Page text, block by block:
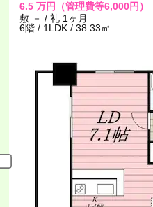
6.5 万円
（管理費等6,000円）
敷 － / 礼 1ヶ月
6階 / 1LDK / 38.33㎡